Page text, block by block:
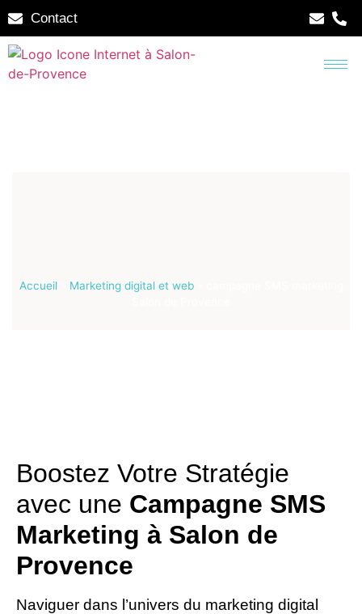
Contact
Accueil» Marketing digital et web»
Boostez Votre Stratégie
avec une Campagne SMS
Marketing à Salon de
Provence
Naviguer dans l’univers du marketing digital